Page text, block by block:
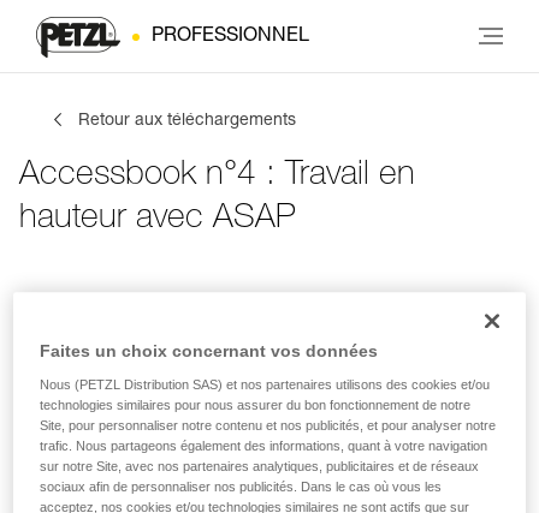
PROFESSIONNEL
Retour aux téléchargements
Accessbook n°4 : Travail en
hauteur avec ASAP
Infos de contact
Inscris tes coordonnées
Faites un choix concernant vos données
Nous (PETZL Distribution SAS) et nos partenaires utilisons des cookies et/ou
technologies similaires pour nous assurer du bon fonctionnement de notre
Site, pour personnaliser notre contenu et nos publicités, et pour analyser notre
trafic. Nous partageons également des informations, quant à votre navigation
sur notre Site, avec nos partenaires analytiques, publicitaires et de réseaux
sociaux afin de personnaliser nos publicités. Dans le cas où vous les
acceptez, nos cookies et/ou technologies similaires ne sont actifs que sur